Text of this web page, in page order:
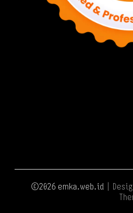
©2026 emka.web.id |